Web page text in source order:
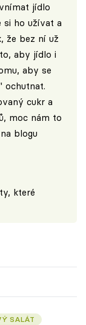
jídlo
si ho užívat a
že bez ní už
aby jídlo i
aby se
ochutnat.
cukr a
moc nám to
blogu
které
SALÁT